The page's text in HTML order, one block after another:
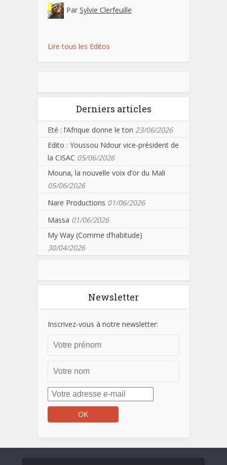
Par Sylvie Clerfeuille
Lire tous les Editos
Derniers articles
Eté : l’Afrique donne le ton 23/06/2026
Edito : Youssou Ndour vice-président de
la CISAC 05/06/2026
Mouna, la nouvelle voix d’or du Mali
05/06/2026
Nare Productions 01/06/2026
Massa 01/06/2026
My Way (Comme d’habitude)
30/04/2026
Newsletter
Inscrivez-vous à notre newsletter: